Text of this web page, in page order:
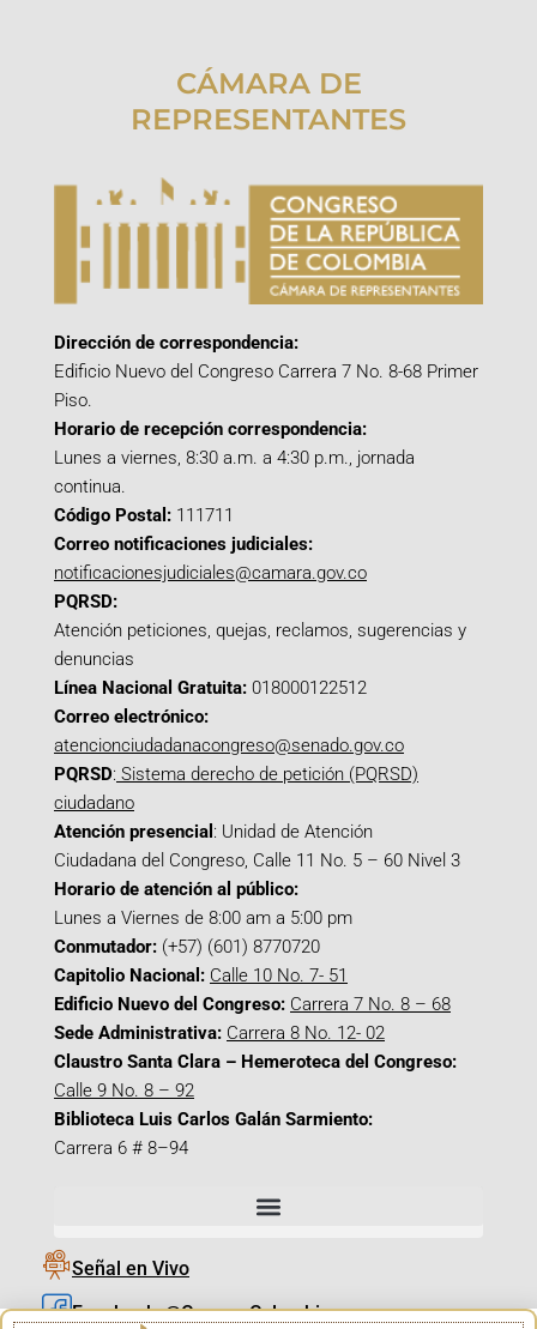
CÁMARA DE
REPRESENTANTES
Dirección de correspondencia:
Edificio Nuevo del Congreso Carrera 7 No. 8-68 Primer
Piso.
Horario de recepción correspondencia:
Lunes a viernes, 8:30 a.m. a 4:30 p.m., jornada
continua.
Código Postal: 111711
Correo notificaciones judiciales:
notificacionesjudiciales@camara.gov.co
PQRSD:
Atención peticiones, quejas, reclamos, sugerencias y
denuncias
Línea Nacional Gratuita: 018000122512
Correo electrónico:
atencionciudadanacongreso@senado.gov.co
PQRSD: Sistema derecho de petición (PQRSD)
ciudadano
Atención presencial : Unidad de Atención
Ciudadana del Congreso, Calle 11 No. 5 – 60 Nivel 3
Horario de atención al público:
Lunes a Viernes de 8:00 am a 5:00 pm
Conmutador: (+57) (601) 8770720
Capitolio Nacional: Calle 10 No. 7- 51
Edificio Nuevo del Congreso: Carrera 7 No. 8 – 68
Sede Administrativa: Carrera 8 No. 12- 02
Claustro Santa Clara – Hemeroteca del Congreso:
Calle 9 No. 8 – 92
Biblioteca Luis Carlos Galán Sarmiento:
Carrera 6 # 8–94
Señal en Vivo
Facebook_@CamaraColombia